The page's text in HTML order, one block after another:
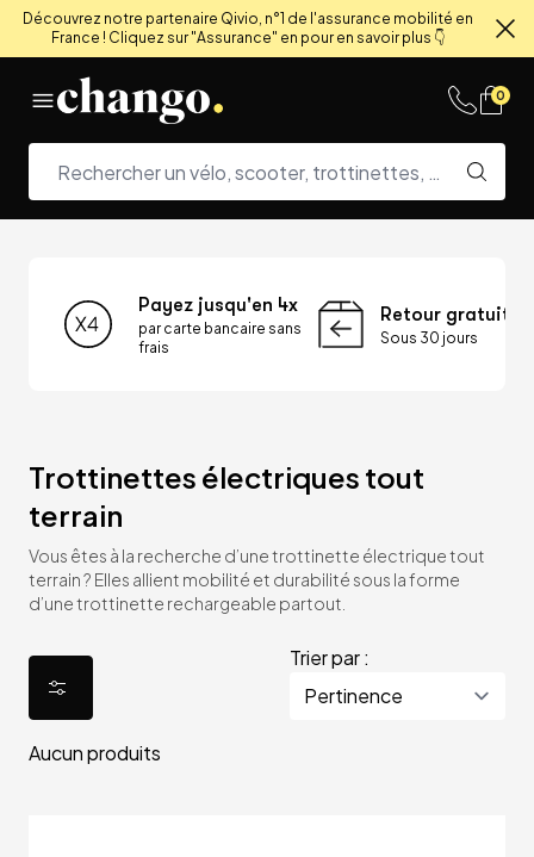
Découvrez notre partenaire Qivio, n°1 de l'assurance mobilité en
France ! Cliquez sur "Assurance" en pour en savoir plus 👇
0
Payez jusqu'en 4x
par carte bancaire sans
frais
Retour gratuit
Sous 30 jours
Trottinettes électriques tout
terrain
Vous êtes à la recherche d’une trottinette électrique tout
terrain ? Elles allient mobilité et durabilité sous la forme
d’une trottinette rechargeable partout.
Trier par :
Aucun produits